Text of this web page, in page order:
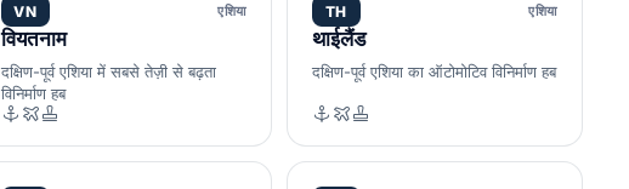
VN एशिया
वियतनाम
दक्षिण-पूर्व एशिया में सबसे तेज़ी से बढ़ता
विनिर्माण हब
TH एशिया
थाईलैंड
दक्षिण-पूर्व एशिया का ऑटोमोटिव विनिर्माण हब